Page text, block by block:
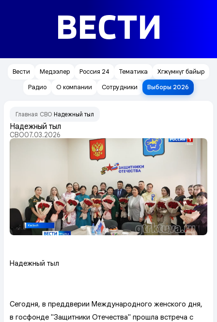
ВЕСТИ
Вести Медээлер Россия 24 Тематика
Хөгжүмнүг байыр
Радио
О компании Сотрудники Выборы 2026
Главная СВО Надежный тыл
Надежный тыл
СВО07.03.2026
Надежный тыл
Сегодня, в преддверии Международного женского дня,
в госфонде "Защитники Отечества" прошла встреча с